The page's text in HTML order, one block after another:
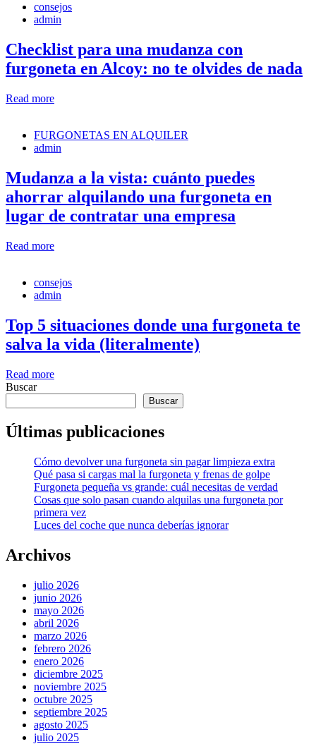
consejos
admin
Checklist para una mudanza con
furgoneta en Alcoy: no te olvides de nada
Read more
FURGONETAS EN ALQUILER
admin
Mudanza a la vista: cuánto puedes
ahorrar alquilando una furgoneta en
lugar de contratar una empresa
Read more
consejos
admin
Top 5 situaciones donde una furgoneta te
salva la vida (literalmente)
Read more
Buscar
Buscar
Últimas publicaciones
Cómo devolver una furgoneta sin pagar limpieza extra
Qué pasa si cargas mal la furgoneta y frenas de golpe
Furgoneta pequeña vs grande: cuál necesitas de verdad
Cosas que solo pasan cuando alquilas una furgoneta por
primera vez
Luces del coche que nunca deberías ignorar
Archivos
julio 2026
junio 2026
mayo 2026
abril 2026
marzo 2026
febrero 2026
enero 2026
diciembre 2025
noviembre 2025
octubre 2025
septiembre 2025
agosto 2025
julio 2025